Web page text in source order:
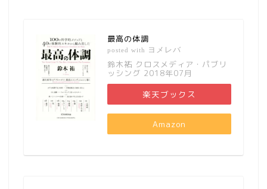
最高の体調
posted with ヨメレバ
鈴木祐 クロスメディア・パブリ
ッシング 2018年07月
楽天ブックス
Amazon